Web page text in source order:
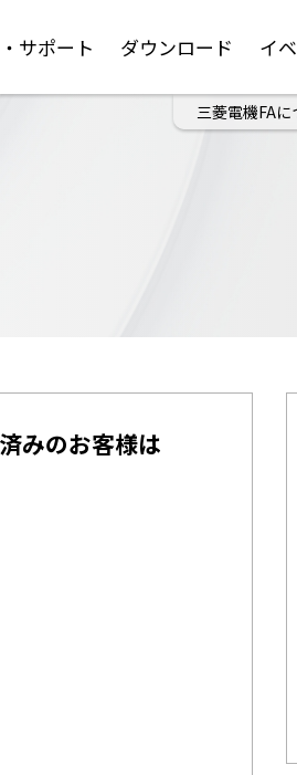
サポート ダウンロード イ
三菱電機FAに
みのお客様は